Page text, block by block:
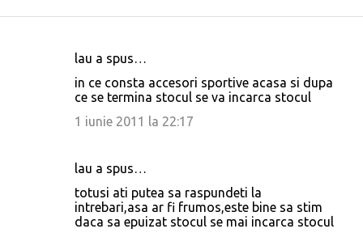
lau a spus…
in ce consta accesori sportive acasa si dupa
ce se termina stocul se va incarca stocul
1 iunie 2011 la 22:17
lau a spus…
totusi ati putea sa raspundeti la
intrebari,asa ar fi frumos,este bine sa stim
daca sa epuizat stocul se mai incarca stocul